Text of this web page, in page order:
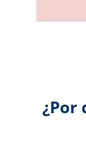
¿Por